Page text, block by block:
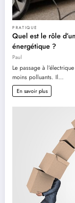
PRATIQUE
Quel est le rôle
énergétique ?
Paul
Le passage à
moins polluants. Il…
En savoir plus